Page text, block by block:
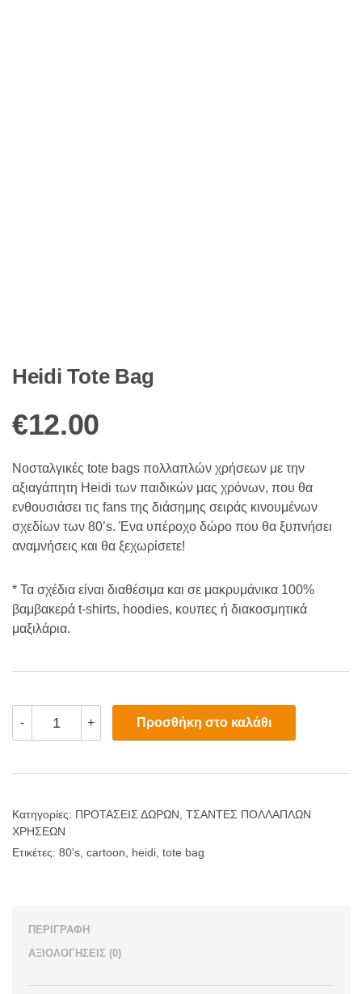
Heidi Tote Bag
€12.00
Νοσταλγικές tote bags πολλαπλών χρήσεων με την
αξιαγάπητη Heidi των παιδικών μας χρόνων, που θα
ενθουσιάσει τις fans της διάσημης σειράς κινουμένων
σχεδίων των 80’s. Ένα υπέροχο δώρο που θα ξυπνήσει
αναμνήσεις και θα ξεχωρίσετε!
* Τα σχέδια είναι διαθέσιμα και σε μακρυμάνικα 100%
βαμβακερά t-shirts, hoodies, κουπες ή διακοσμητικά
μαξιλάρια.
-
Tote
Bag
+ Προσθήκη στο καλάθι
Κατηγορίες: ΠΡΟΤΑΣΕΙΣ ΔΩΡΩΝ ΤΣΑΝΤΕΣ ΠΟΛΛΑΠΛΩΝ
ΧΡΗΣΕΩΝ
Ετικέτες: 80's cartoon heidi tote bag
ΠΕΡΙΓΡΑΦΉ
ΑΞΙΟΛΟΓΉΣΕΙΣ (0)